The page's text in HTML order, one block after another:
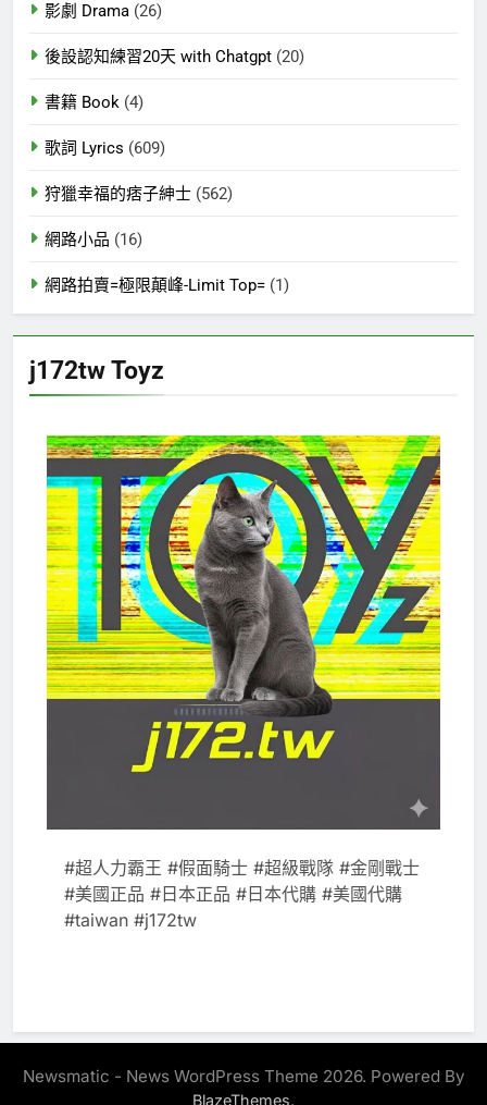
影劇 Drama (26)
後設認知練習20天 with Chatgpt (20)
書籍 Book (4)
歌詞 Lyrics (609)
狩獵幸福的痞子紳士 (562)
網路小品 (16)
網路拍賣=極限顛峰-Limit Top= (1)
j172tw Toyz
#超人力霸王 #假面騎士 #超級戰隊 #金剛戰士
#美國正品 #日本正品 #日本代購 #美國代購
#taiwan #j172tw
Newsmatic - News WordPress Theme 2026. Powered By
BlazeThemes.